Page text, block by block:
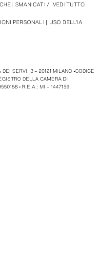
PERSONALI USO DELL’IA
| SMANICATI / VEDI TUTTO
SERVI, 3 – 20121 MILANO •CODICE
DELLA CAMERA DI
• R.E.A.: MI – 1447159